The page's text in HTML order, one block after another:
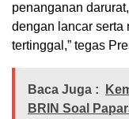
penanganan
dengan lancar serta
tertinggal,” tegas
Baca Juga :
BRIN Soal